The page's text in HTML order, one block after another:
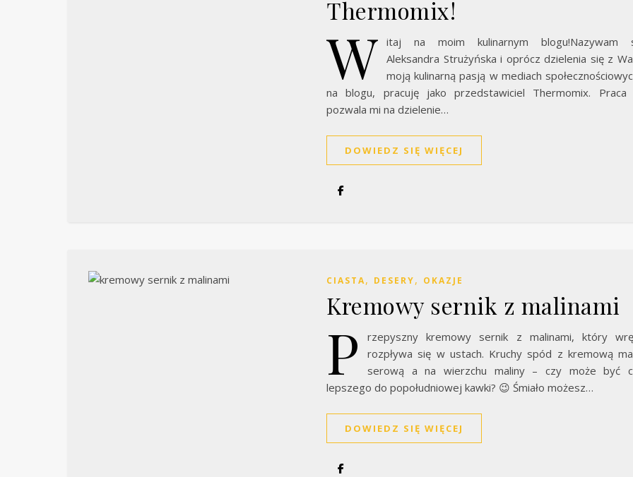
Thermomix!
W itaj na moim kulinarnym blogu!Nazywam
Aleksandra Strużyńska i oprócz dzielenia się z
moją kulinarną pasją w mediach
na blogu, pracuję jako przedstawiciel Thermomix. Praca
pozwala mi na dzielenie…
DOWIEDZ SIĘ WIĘCEJ
CIASTA, DESERY, OKAZJE
Kremowy sernik z malinami
P
rzepyszny kremowy sernik z malinami, który
rozpływa się w ustach. Kruchy spód z kremową
serową a na wierzchu maliny – czy może być
lepszego do popołudniowej kawki? 😉 Śmiało możesz…
DOWIEDZ SIĘ WIĘCEJ